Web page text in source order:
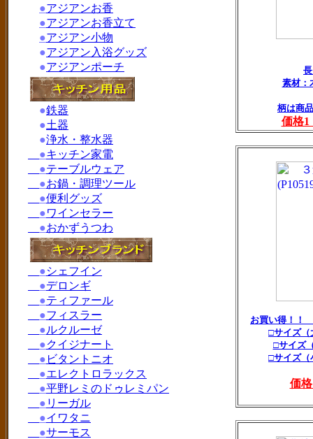
素材
柄は商
価格1
お買い得！！
□サイズ（
□サイズ
□サイズ
価
●アジアンお香
●アジアンお香立て
●アジアン小物
●アジアン入浴グッズ
●アジアンポーチ
●鉄器
●土器
●浄水・整水器
●キッチン家電
●テーブルウェア
●お鍋・調理ツール
●便利グッズ
●ワインセラー
●おかずうつわ
●シェフイン
●デロンギ
●ティファール
●フィスラー
●ルクルーゼ
●クイジナート
● ビタントニオ
●エレクトロラックス
●平野レミのドゥレミパン
● リーガル
●イワタニ
●サーモス